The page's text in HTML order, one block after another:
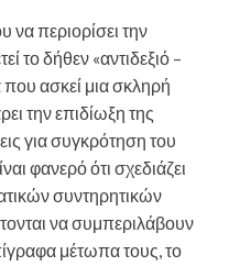
περιορίσει την
το δήθεν «αντιδεξιό –
ασκεί μια σκληρή
την επιδίωξη της
για συγκρότηση του
φανερό ότι σχεδιάζει
συντηρητικών
να συμπεριλάβουν
μέτωπα τους, το